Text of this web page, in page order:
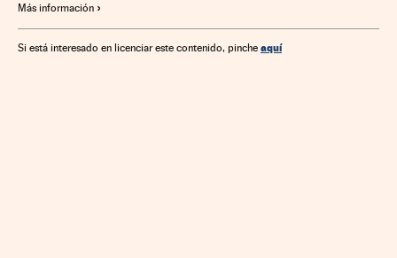
Desarrollo sostenible Empresas Problemas sociales
Más información
Si está interesado en licenciar este contenido, pinche aquí